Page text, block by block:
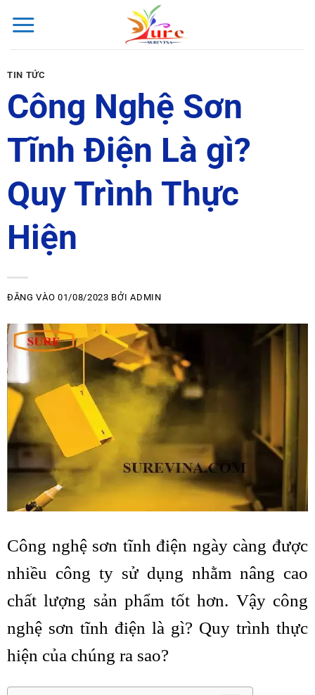
qua
nội
dung
TIN TỨC
Công Nghệ Sơn
Tĩnh Điện Là gì?
Quy Trình Thực
Hiện
ĐĂNG VÀO01/08/2023 BỞIADMIN
Công nghệ sơn tĩnh điện ngày càng được
nhiều công ty sử dụng nhằm nâng cao
chất lượng sản phẩm tốt hơn. Vậy công
nghệ sơn tĩnh điện là gì? Quy trình thực
hiện của chúng ra sao?